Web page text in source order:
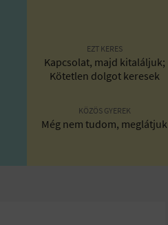
EZT KERES
Kapcsolat, majd kitaláljuk;
Kötetlen dolgot keresek
KÖZÖS GYEREK
Még nem tudom, meglátjuk